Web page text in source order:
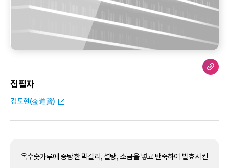
집필자
김도현(金道賢)
옥수숫가루에 중탕한 막걸리, 설탕, 소금을 넣고 반죽하여 발효시킨